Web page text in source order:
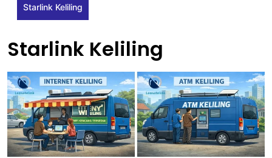
Starlink Keliling
Starlink Keliling